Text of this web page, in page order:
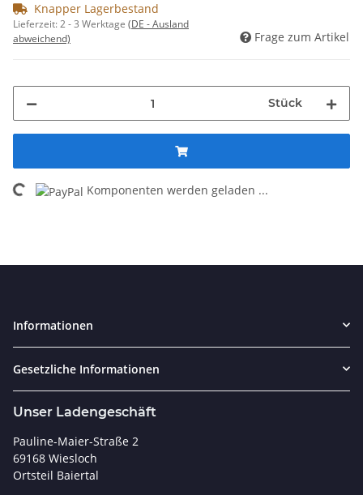
Knapper Lagerbestand
Lieferzeit:2 - 3 Werktage (DE - Ausland
abweichend)
Frage zum Artikel
Stück
Loading... Komponenten werden geladen ...
Informationen
Gesetzliche Informationen
Unser Ladengeschäft
Pauline-Maier-Straße 2
69168 Wiesloch
Ortsteil Baiertal